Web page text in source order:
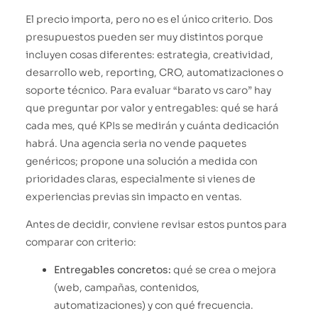
El precio importa, pero no es el único criterio. Dos
presupuestos pueden ser muy distintos porque
incluyen cosas diferentes: estrategia, creatividad,
desarrollo web, reporting, CRO, automatizaciones o
soporte técnico. Para evaluar “barato vs caro” hay
que preguntar por valor y entregables: qué se hará
cada mes, qué KPIs se medirán y cuánta dedicación
habrá. Una agencia seria no vende paquetes
genéricos; propone una solución a medida con
prioridades claras, especialmente si vienes de
experiencias previas sin impacto en ventas.
Antes de decidir, conviene revisar estos puntos para
comparar con criterio:
Entregables concretos: qué se crea o mejora
(web, campañas, contenidos,
automatizaciones) y con qué frecuencia.